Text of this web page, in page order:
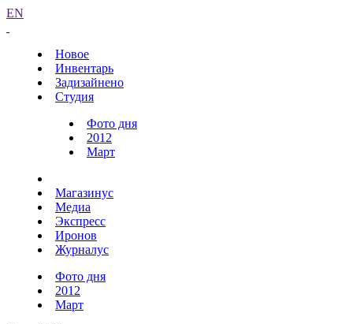
EN
Новое
Инвентарь
Задизайнено
Студия
Фото дня
2012
Март
Магазинус
Медиа
Экспресс
Иронов
Журналус
Фото дня
2012
Март